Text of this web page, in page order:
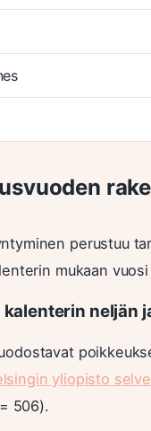
perustuu
mukaan
neljän
yliopisto
506).